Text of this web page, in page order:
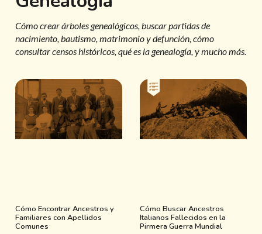
Cómo crear árboles genealógicos, buscar partidas de
nacimiento, bautismo, matrimonio y defunción, cómo
consultar censos históricos, qué es la genealogía, y mucho más.
Cómo Encontrar Ancestros y
Familiares con Apellidos
Comunes
Cómo Buscar Ancestros
Italianos Fallecidos en la
Pirmera Guerra Mundial